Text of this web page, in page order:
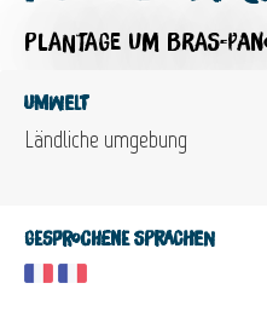
PLANTAGE UM BRAS-
Umwelt
Ländliche umgebung
Gesprochene Sprachen